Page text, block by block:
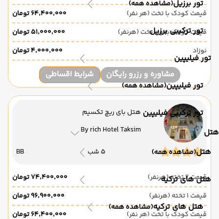
تور برزیل(مشاهده همه)
تور ترکیبی برزیل
تور فیلیپین
تور فیلیپین(مشاهده همه)
تور ترکیبی فیلیپین
هتل
هتل(مشاهده همه)
هتل های ترکیه
هتل های ترکیه(مشاهده همه)
قیمت کودک با تخت (هر نفر)
۶۴٬۴۰۰٬۰۰۰ تومان
قیمت کودک بدون تخت (هرنفر)
۵۱٬۰۰۰٬۰۰۰ تومان
نوزاد
۴٬۰۰۰٬۰۰۰ تومان
مشاوره و رزرو رایگان شرایط اقساطی
هتل بای ریچ تکسیم
By rich Hotel Taksim
5 شب BB
قیمت 2 تخته (هرنفر)
۷۴٬۴۰۰٬۰۰۰ تومان
قیمت 1 تخته (هرنفر)
۹۶٬۹۰۰٬۰۰۰ تومان
قیمت کودک با تخت (هر نفر)
۶۴٬۴۰۰٬۰۰۰ تومان